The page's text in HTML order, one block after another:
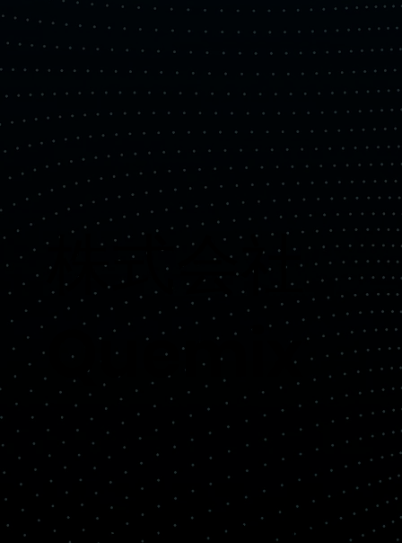
​株式会社
Quemix
Copyright© Quemix Inc. All rights reserved.